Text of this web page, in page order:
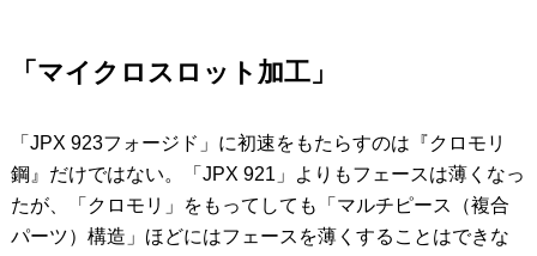
「マイクロスロット加工」
「JPX 923フォージド」に初速をもたらすのは『クロモリ
鋼』だけではない。「JPX 921」よりもフェースは薄くなっ
たが、「クロモリ」をもってしても「マルチピース（複合
パーツ）構造」ほどにはフェースを薄くすることはできな